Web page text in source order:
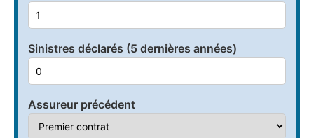
Sinistres déclarés (5 dernières années)
Assureur précédent